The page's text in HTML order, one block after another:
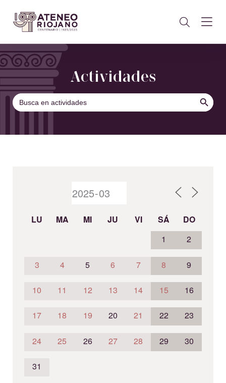
Actividades
Buscar: BOTÓN DE
LU MA MI JU VI SÁ
DO
1
2
3 4 5 6 7 8 9
10 11 12 13 14 15 16
17 18 19 20 21 22 23
24 25 26 27 28 29 30
31